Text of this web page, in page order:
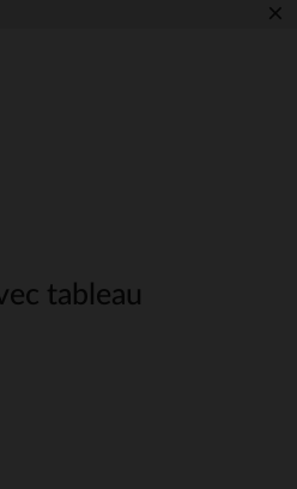
×
tableau